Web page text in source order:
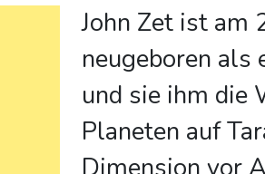
John Zet ist am
neugeboren als
und sie ihm die
Planeten auf